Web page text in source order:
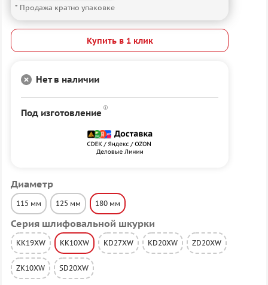
Диаметр
115 мм 125 мм 180 мм
Серия шлифовальной шкурки
KK19XW KK10XW KD27XW KD20XW ZD20XW
ZK10XW SD20XW
* Продажа кратно упаковке
Купить в 1 клик
Нет в наличии
Под изготовление